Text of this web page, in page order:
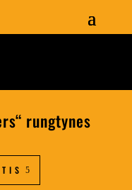
rungtynes